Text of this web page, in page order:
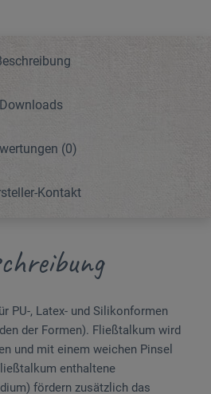
Downloads
(0)
Kontakt
PU-, Latex- und Silikonformen
der Formen). Fließtalkum wird
und mit einem weichen Pinsel
enthaltene
fördern zusätzlich das